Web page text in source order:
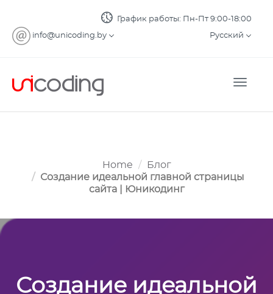
График работы: Пн-Пт 9:00-18:00
info@unicoding.by Русский
Toggle
Home
Блог
Создание идеальной главной страницы
сайта | Юникодинг
Создание идеальной